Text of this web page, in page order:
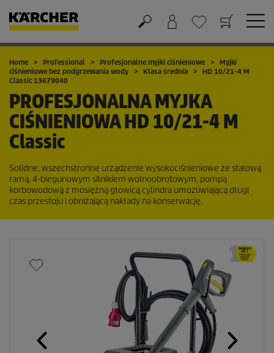
Koszyk
Lista życzeń
Home Professional Profesjonalne myjki ciśnieniowe
Myjki
ciśnieniowe bez podgrzewania wody
Klasa średnia
HD 10/21-4 M
Classic 13679040
PROFESJONALNA MYJKA
CIŚNIENIOWAHD 10/21-4 M
Classic
Solidne, wszechstronne urządzenie wysokociśnieniowe ze stalową
ramą, 4-biegunowym silnikiem wolnoobrotowym, pompą
korbowodową z mosiężną głowicą cylindra umożliwiającą długi
czas przestoju i obniżającą nakłady na konserwację.